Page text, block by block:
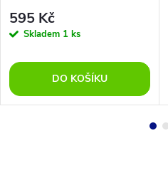
595 Kč
Skladem 1 ks
DO KOŠÍKU